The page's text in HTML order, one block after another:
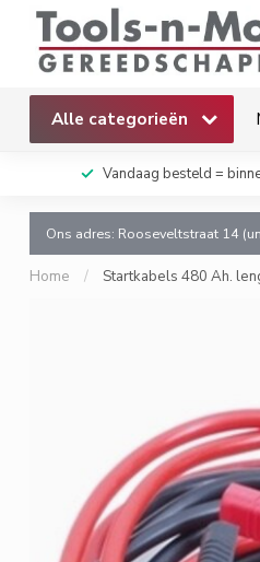
Alle categorieën
Vandaag besteld =
Ons adres: Rooseveltstraat 14
Home / Startkabels 480 Ah.